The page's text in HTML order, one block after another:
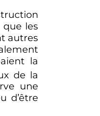
les
autres
la
de la
une
d’être